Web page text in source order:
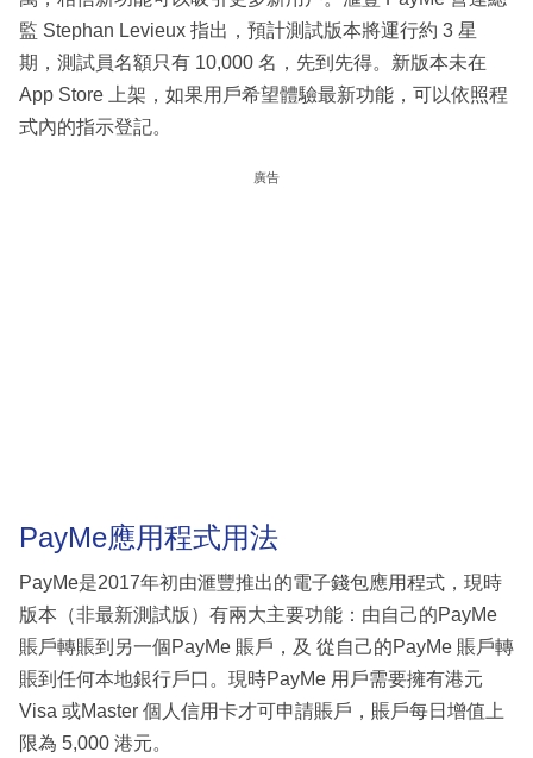
監 Stephan Levieux 指出，預計測試版本將運行約 3 星
期，測試員名額只有 10,000 名，先到先得。新版本未在
App Store 上架，如果用戶希望體驗最新功能，可以依照程
式內的指示登記。
廣告
PayMe應用程式用法
PayMe是2017年初由滙豐推出的電子錢包應用程式，現時
版本（非最新測試版）有兩大主要功能：由自己的PayMe
賬戶轉賬到另一個PayMe 賬戶，及 從自己的PayMe 賬戶轉
賬到任何本地銀行戶口。現時PayMe 用戶需要擁有港元
Visa 或Master 個人信用卡才可申請賬戶，賬戶每日增值上
限為 5,000 港元。